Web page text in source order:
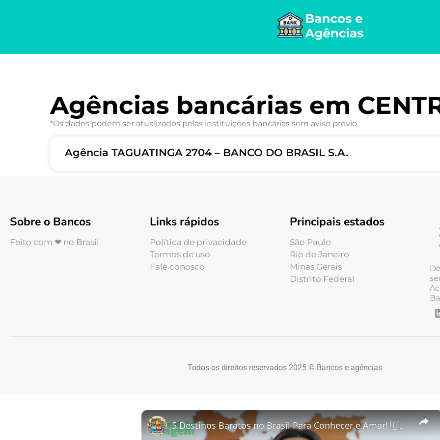
Agências bancárias em
*Os dados podem ser atualizados pelas instituições bancárias sem aviso prévio.
Agência TAGUATINGA 2704 – BANCO DO BRASIL S.A.
Sobre o Bancos
Feito com ❤ no Brasil
Links rápidos
Política de privacidade
Termos de uso
Fale conosco
Principais estados
São Paulo
Rio de Janeiro
Minas Gerais
Distrito Federal
Todos os direitos reservados 2025 © Bancos e agências
×
5 Destinos Baratos no Brasil Para Conhecer e Amar! 🇧🇷✨